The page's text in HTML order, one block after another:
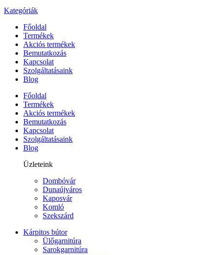
Kategóriák
Főoldal
Termékek
Akciós termékek
Bemutatkozás
Kapcsolat
Szolgáltatásaink
Blog
Főoldal
Termékek
Akciós termékek
Bemutatkozás
Kapcsolat
Szolgáltatásaink
Blog
Üzleteink
Dombóvár
Dunaújváros
Kaposvár
Komló
Szekszárd
Kárpitos bútor
Ülőgarnitúra
Sarokgarnitúra